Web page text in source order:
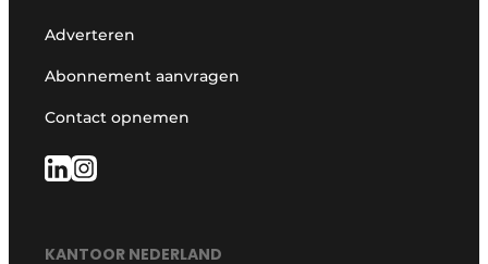
Adverteren
Abonnement aanvragen
Contact opnemen
KANTOOR NEDERLAND